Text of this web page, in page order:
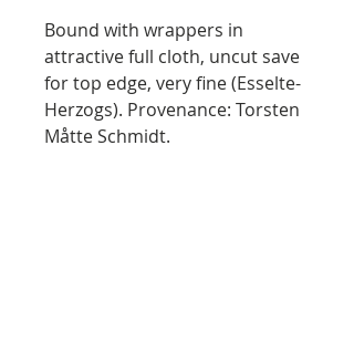
Bound with wrappers in
attractive full cloth, uncut save
for top edge, very fine (Esselte-
Herzogs). Provenance: Torsten
Måtte Schmidt.